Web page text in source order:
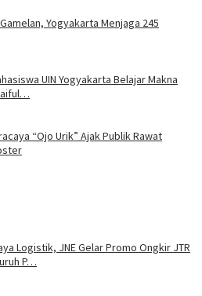
Yogyakarta Menjaga 245
UIN Yogyakarta Belajar Makna
“Ojo Urik” Ajak Publik Rawat
Logistik, JNE Gelar Promo Ongkir JTR
P…